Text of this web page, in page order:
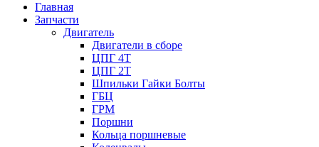
Главная
Запчасти
Двигатель
Двигатели в сборе
ЦПГ 4Т
ЦПГ 2Т
Шпильки Гайки Болты
ГБЦ
ГРМ
Поршни
Кольца поршневые